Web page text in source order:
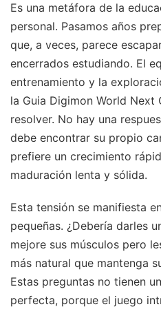
Es una metáfora de la
personal. Pasamos años
que, a veces, parece
encerrados estudiando. El
entrenamiento y la
la Guia Digimon World Next
resolver. No hay una
debe encontrar su propio
prefiere un crecimiento
maduración lenta y sólida.
Esta tensión se manifiesta
pequeñas. ¿Debería darles
mejore sus músculos pero
más natural que mantenga
Estas preguntas no tienen
perfecta, porque el juego